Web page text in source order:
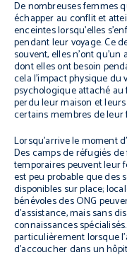
De nombreuses femmes
échapper au conflit et
enceintes lorsqu’elles
pendant leur voyage. Ce
souvent, elles n’ont
dont elles ont besoin
cela l’impact physique
psychologique attaché au
perdu leur maison et
certains membres de leur
Lorsqu’arrive le moment
Des camps de réfugiés
temporaires peuvent leur
est peu probable que des
disponibles sur place;
bénévoles des ONG
d’assistance, mais sans
connaissances
particulièrement lorsque
d’accoucher dans un